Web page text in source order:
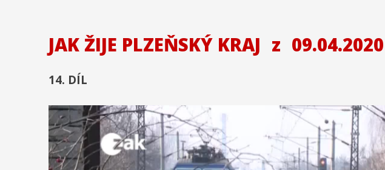
JAK ŽIJE PLZEŇSKÝ KRAJ z 09.04.2020
14. DÍL